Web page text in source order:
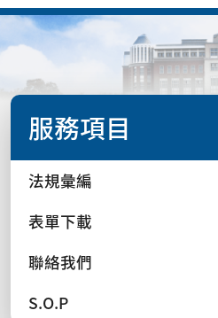
服務項目
法規彙編
表單下載
聯絡我們
S.O.P